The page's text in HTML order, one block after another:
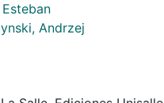
Andrzej